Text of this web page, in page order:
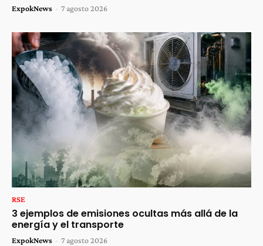
ExpokNews - 7 agosto 2026
RSE
3 ejemplos de emisiones ocultas más allá de la
energía y el transporte
ExpokNews - 7 agosto 2026